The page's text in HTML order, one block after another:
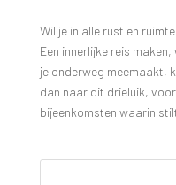
Wil je in alle rust en
Een innerlijke reis
je onderweg meemaakt,
dan naar dit drieluik,
bijeenkomsten waarin